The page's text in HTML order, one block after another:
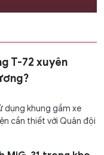
T-72 xuyên
dụng khung gầm xe
cần thiết với Quân đội